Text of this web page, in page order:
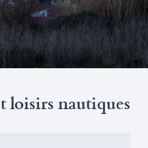
loisirs nautiques